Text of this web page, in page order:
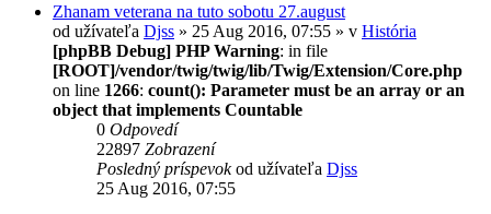
Zhanam veterana na tuto sobotu 27.august
od užívateľa Djss » 25 Aug 2016, 07:55 » v História
[phpBB Debug] PHP Warning: in file
[ROOT]/vendor/twig/twig/lib/Twig/Extension/Core.php
on line 1266: count(): Parameter must be an array or an
object that implements Countable
0 Odpovedí
22897 Zobrazení
Posledný príspevokod užívateľa Djss
25 Aug 2016, 07:55